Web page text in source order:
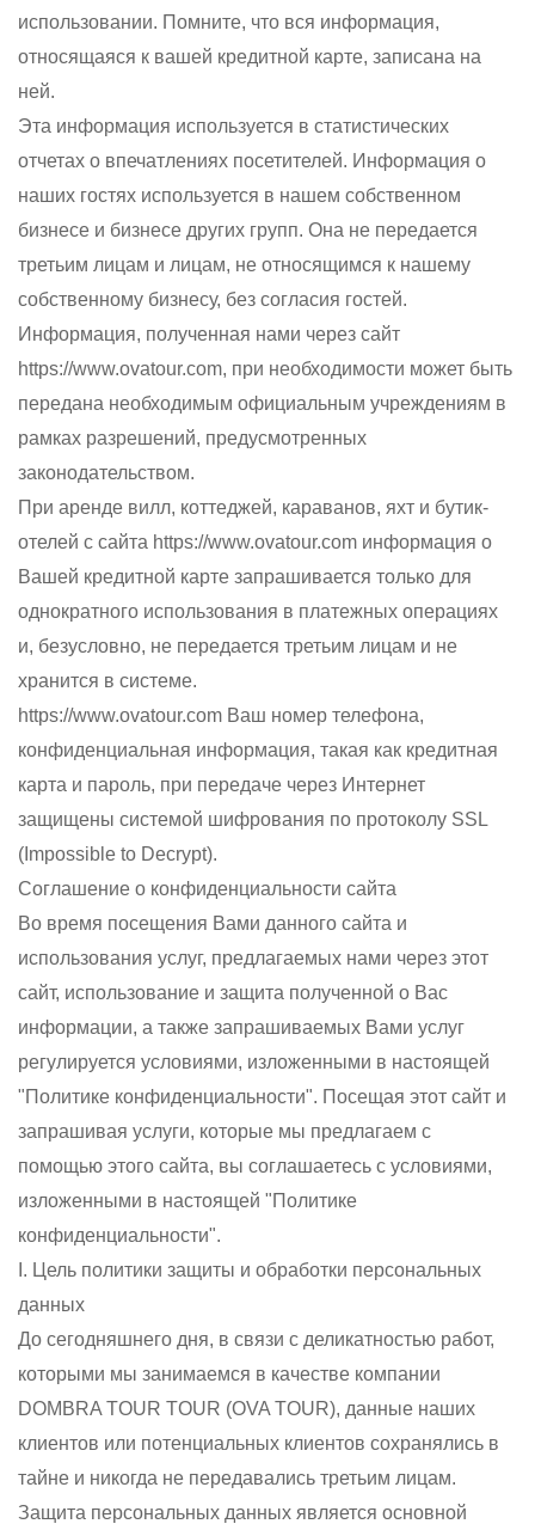
использовании. Помните, что вся информация,
относящаяся к вашей кредитной карте, записана на
ней.
Эта информация используется в статистических
отчетах о впечатлениях посетителей. Информация о
наших гостях используется в нашем собственном
бизнесе и бизнесе других групп. Она не передается
третьим лицам и лицам, не относящимся к нашему
собственному бизнесу, без согласия гостей.
Информация, полученная нами через сайт
https://www.ovatour.com, при необходимости может быть
передана необходимым официальным учреждениям в
рамках разрешений, предусмотренных
законодательством.
При аренде вилл, коттеджей, караванов, яхт и бутик-
отелей с сайта https://www.ovatour.com информация о
Вашей кредитной карте запрашивается только для
однократного использования в платежных операциях
и, безусловно, не передается третьим лицам и не
хранится в системе.
https://www.ovatour.com Ваш номер телефона,
конфиденциальная информация, такая как кредитная
карта и пароль, при передаче через Интернет
защищены системой шифрования по протоколу SSL
(Impossible to Decrypt).
Соглашение о конфиденциальности сайта
Во время посещения Вами данного сайта и
использования услуг, предлагаемых нами через этот
сайт, использование и защита полученной о Вас
информации, а также запрашиваемых Вами услуг
регулируется условиями, изложенными в настоящей
"Политике конфиденциальности". Посещая этот сайт и
запрашивая услуги, которые мы предлагаем с
помощью этого сайта, вы соглашаетесь с условиями,
изложенными в настоящей "Политике
конфиденциальности".
I. Цель политики защиты и обработки персональных
данных
До сегодняшнего дня, в связи с деликатностью работ,
которыми мы занимаемся в качестве компании
DOMBRA TOUR TOUR (OVA TOUR), данные наших
клиентов или потенциальных клиентов сохранялись в
тайне и никогда не передавались третьим лицам.
Защита персональных данных является основной